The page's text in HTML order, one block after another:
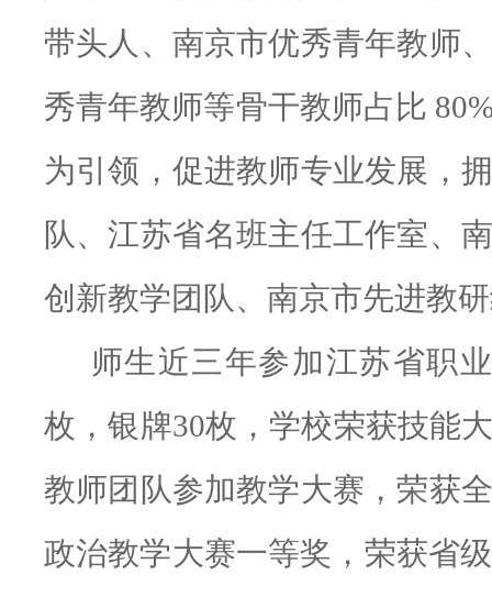
带头人、南京市优秀青年教师
秀青年教师等骨干教师占比
为引领，促进教师专业发展，
队、江苏省名班主任工作室、
创新教学团队、南京市先进教
师生近三年参加江苏省职
枚，银牌30枚，学校荣获技能
教师团队参加教学大赛，荣获
政治教学大赛一等奖，荣获省